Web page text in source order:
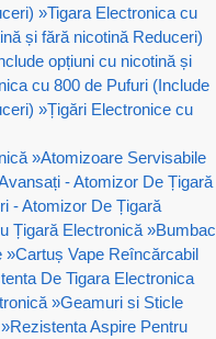
»Tigara Electronica cu
și fără nicotină Reduceri)
opțiuni cu nicotină și
cu 800 de Pufuri (Include
»Țigări Electronice cu
»Atomizoare Servisabile
- Atomizor De Țigară
- Atomizor De Țigară
Țigară Electronică »Bumbac
»Cartuș Vape Reîncărcabil
De Tigara Electronica
»Geamuri si Sticle
»Rezistenta Aspire Pentru